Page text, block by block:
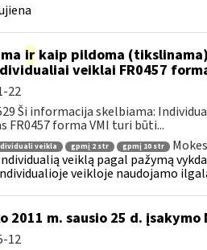
irkaip pildoma
veiklai FR0457
22
Ši informacija skelbiama:
FR0457 forma VMI turi būti...
veikla gpmį 2 str gpmį 10 str
veiklą pagal pažymą
veikloje naudojamo
2011 m. sausio 25 d. įsakymo
12